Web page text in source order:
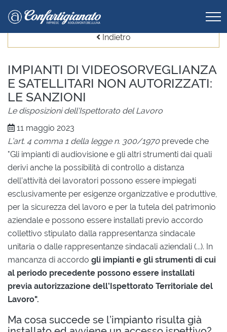
Indietro
IMPIANTI DI VIDEOSORVEGLIANZA
E SATELLITARI NON AUTORIZZATI:
LE SANZIONI
Le disposizioni dell'Ispettorato del Lavoro
11 maggio 2023
L’art. 4 comma 1 della legge n. 300/1970prevede che
"Gli impianti di audiovisione e gli altri strumenti dai quali
derivi anche la possibilità di controllo a distanza
dell’attività dei lavoratori possono essere impiegati
esclusivamente per esigenze organizzative e produttive,
per la sicurezza del lavoro e per la tutela del patrimonio
aziendale e possono essere installati previo accordo
collettivo stipulato dalla rappresentanza sindacale
unitaria o dalle rappresentanze sindacali aziendali (...). In
mancanza di accordo gli impianti e gli strumenti di cui
al periodo precedente possono essere installati
previa autorizzazione dell’Ispettorato Territoriale del
Lavoro".
Ma cosa succede se l’impianto risulta già